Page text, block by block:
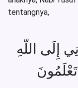
tentangnya,
إِلَى اللّهِ